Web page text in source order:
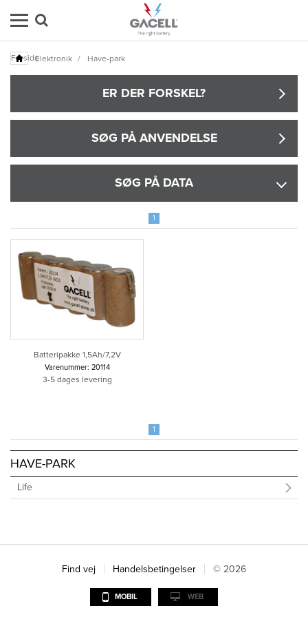
ForsideElektronik / Have-park
ER DER FORSKEL?
SØG PÅ ANVENDELSE
SØG PÅ DATA
1
Batteripakke 1,5Ah/7,2V
Varenummer: 20114
3-5 dages levering
1
HAVE-PARK
Life
Find vej Handelsbetingelser © 2026
MOBIL WEB